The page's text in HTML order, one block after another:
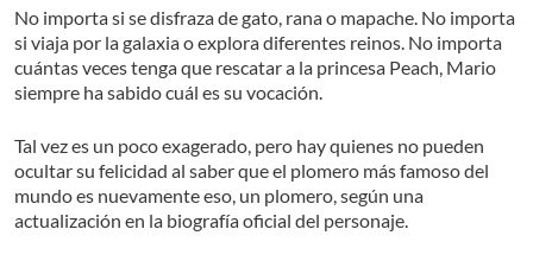
No importa si se disfraza de gato, rana o mapache. No importa
si viaja por la galaxia o explora diferentes reinos. No importa
cuántas veces tenga que rescatar a la princesa Peach, Mario
siempre ha sabido cuál es su vocación.
Tal vez es un poco exagerado, pero hay quienes no pueden
ocultar su felicidad al saber que el plomero más famoso del
mundo es nuevamente eso, un plomero, según una
actualización en la biografía oficial del personaje.